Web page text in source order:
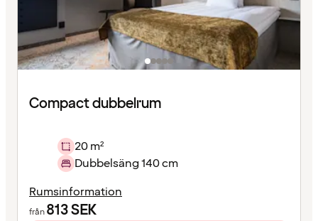
Compact dubbelrum
20 m²
Dubbelsäng 140 cm
Rumsinformation
från813SEK